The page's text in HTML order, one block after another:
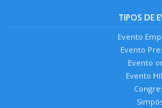
TIPOS DE
Evento
Evento
Evento
Evento